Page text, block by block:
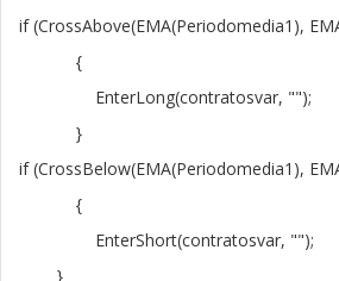
if (CrossAbove(EMA(Periodomedia1),
{
EnterLong(contratosvar, "");
}
if (CrossBelow(EMA(Periodomedia1),
{
EnterShort(contratosvar, "");
}